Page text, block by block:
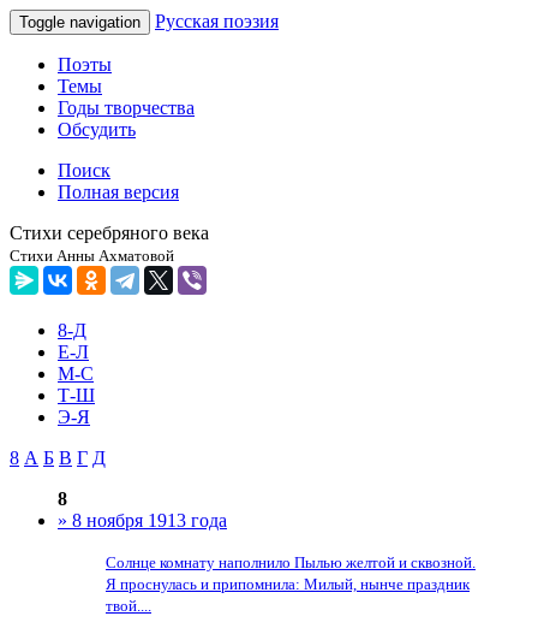
Toggle navigation Русская поэзия
Поэты
Темы
Годы творчества
Обсудить
Поиск
Полная версия
Стихи серебряного века
Стихи Анны Ахматовой
8-Д
Е-Л
М-С
Т-Ш
Э-Я
8 А Б В Г Д
8
» 8 ноября 1913 года
Солнце комнату наполнило Пылью желтой и сквозной.
Я проснулась и припомнила: Милый, нынче праздник
твой....